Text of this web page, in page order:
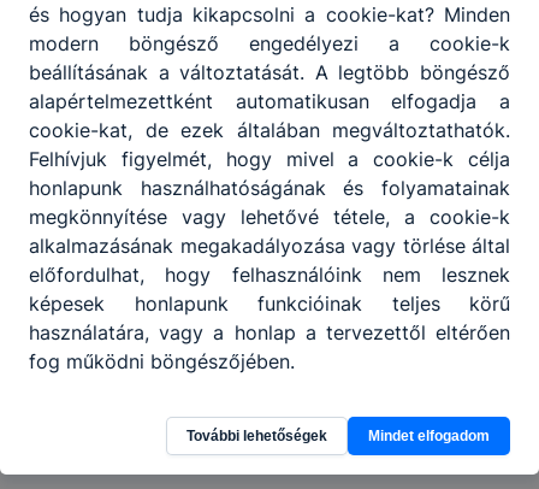
Megosztás
és hogyan tudja kikapcsolni a cookie-kat? Minden
modern böngésző engedélyezi a cookie-k
beállításának a változtatását. A legtöbb böngésző
alapértelmezettként automatikusan elfogadja a
cookie-kat, de ezek általában megváltoztathatók.
Felhívjuk figyelmét, hogy mivel a cookie-k célja
honlapunk használhatóságának és folyamatainak
megkönnyítése vagy lehetővé tétele, a cookie-k
alkalmazásának megakadályozása vagy törlése által
előfordulhat, hogy felhasználóink nem lesznek
képesek honlapunk funkcióinak teljes körű
használatára, vagy a honlap a tervezettől eltérően
fog működni böngészőjében.
További lehetőségek Mindet elfogadom